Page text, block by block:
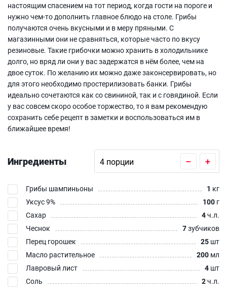
настоящим спасением на тот период, когда гости на пороге и
нужно чем-то дополнить главное блюдо на столе. Грибы
получаются очень вкусными и в меру пряными. С
магазинными они не сравняться, которые часто по вкусу
резиновые. Такие грибочки можно хранить в холодильнике
долго, но вряд ли они у вас задержатся в нём более, чем на
двое суток. По желанию их можно даже законсервировать, но
для этого необходимо простерилизовать банки. Грибы
идеально сочетаются как со свининой, так и с говядиной. Если
у вас совсем скоро особое торжество, то я вам рекомендую
сохранить себе рецепт в заметки и воспользоваться им в
ближайшее время!
Ингредиенты – +
Грибы шампиньоны 1 кг
Уксус 9%
100 г
Сахар
4ч.л.
Чеснок
7зубчиков
Перец горошек
25 шт
Масло растительное
200 мл
Лавровый лист
4 шт
Соль
2ч.л.